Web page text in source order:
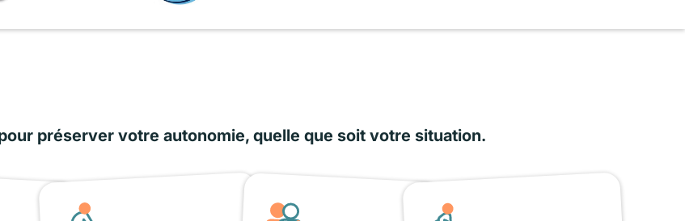
préserver votre autonomie, quelle que soit votre situation.